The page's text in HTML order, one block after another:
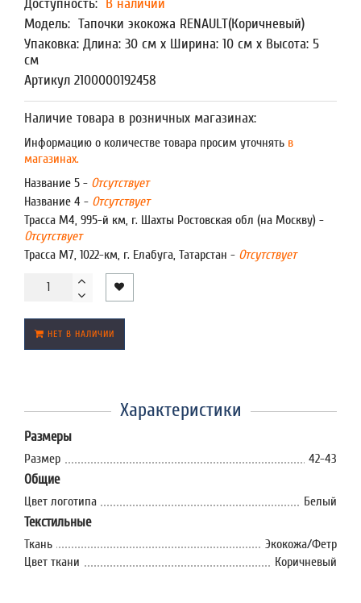
Доступность: В наличии
Модель: Тапочки экокожа RENAULT(Коричневый)
Упаковка: Длина: 30 см x Ширина: 10 см x Высота: 5
см
Артикул 2100000192458
Наличие товара в розничных магазинах:
Информацию о количестве товара просим уточнять в
магазинах.
Название 5 - Отсутствует
Название 4 - Отсутствует
Трасса М4, 995-й км, г. Шахты Ростовская обл (на Москву) -
Отсутствует
Трасса М7, 1022-км, г. Елабуга, Татарстан - Отсутствует
НЕТ В НАЛИЧИИ
Характеристики
Размеры
Размер 42-43
Общие
Цвет логотипа Белый
Текстильные
Ткань
Экокожа/Фетр
Цвет ткани
Коричневый